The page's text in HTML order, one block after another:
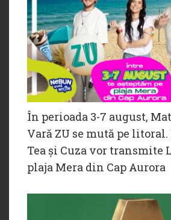
În perioada 3-7 august,
Vară ZU se mută pe litoral.
Tea și Cuza vor transmite
plaja Mera din Cap Aurora